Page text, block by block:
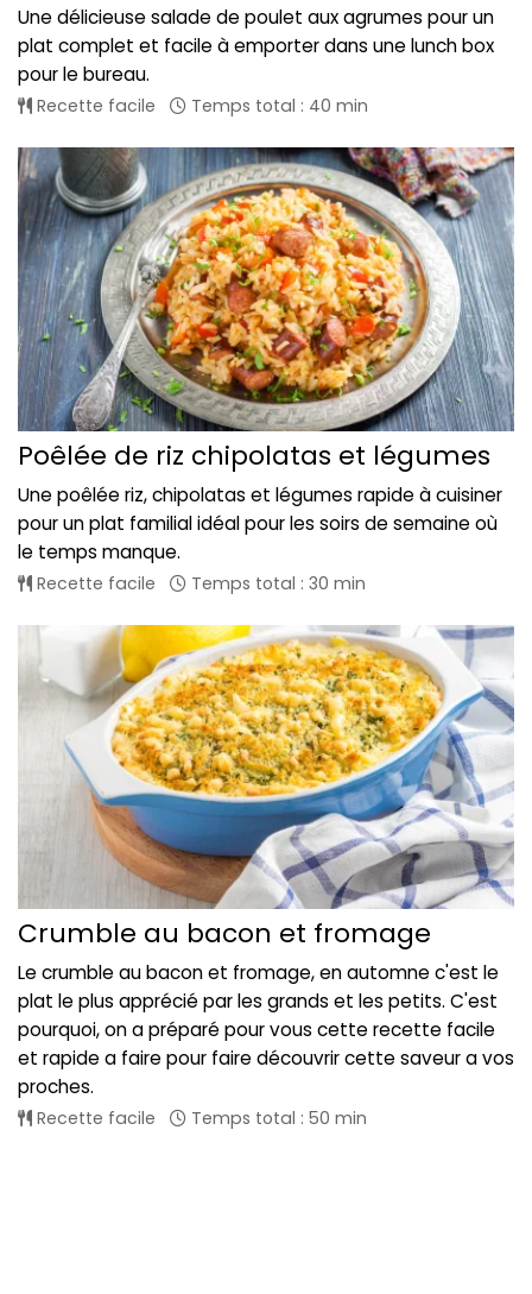
Une délicieuse salade de poulet aux agrumes pour un
plat complet et facile à emporter dans une lunch box
pour le bureau.
Recette facile Temps total : 40 min
Poêlée de riz chipolatas et légumes
Une poêlée riz, chipolatas et légumes rapide à cuisiner
pour un plat familial idéal pour les soirs de semaine où
le temps manque.
Recette facile Temps total : 30 min
Crumble au bacon et fromage
Le crumble au bacon et fromage, en automne c'est le
plat le plus apprécié par les grands et les petits. C'est
pourquoi, on a préparé pour vous cette recette facile
et rapide a faire pour faire découvrir cette saveur a vos
proches.
Recette facile Temps total : 50 min